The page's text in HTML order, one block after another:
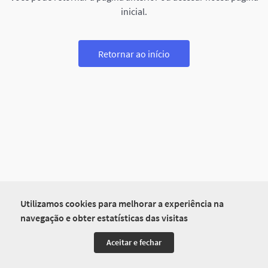
Utilizamos cookies para melhorar a experiência na
navegação e obter estatísticas das visitas
Aceitar e fechar
inicial.
Retornar ao início